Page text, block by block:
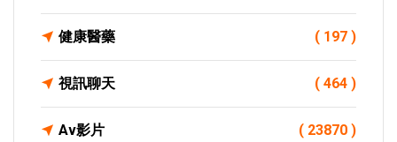
健康醫藥 ( 197 )
視訊聊天 ( 464 )
Av影片 ( 23870 )